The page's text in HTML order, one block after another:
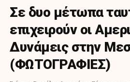
Σε δυο μέτωπα
επιχειρούν οι
Δυνάμεις στην
(ΦΩΤΟΓΡΑΦΙΕΣ)